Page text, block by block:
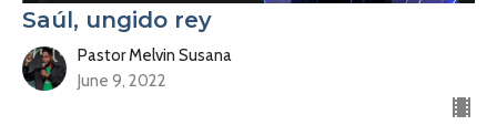
Saúl, ungido rey
Pastor Melvin Susana
June 9, 2022